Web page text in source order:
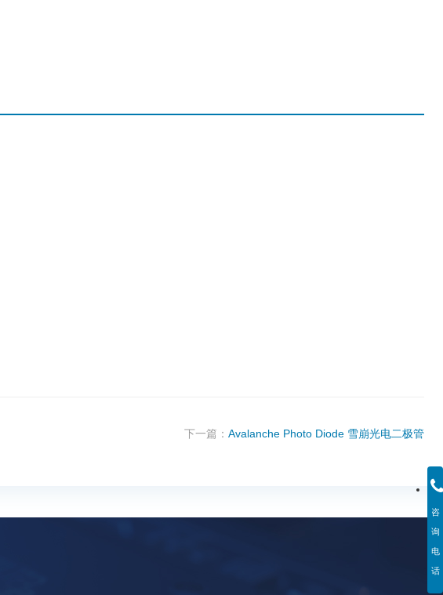
下一篇： Avalanche Photo Diode 雪崩光电二极管

咨
询
电
话